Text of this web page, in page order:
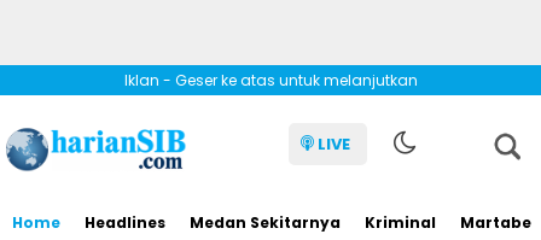
Iklan - Geser ke atas untuk melanjutkan
LIVE
Home Headlines Medan Sekitarnya Kriminal Martabe